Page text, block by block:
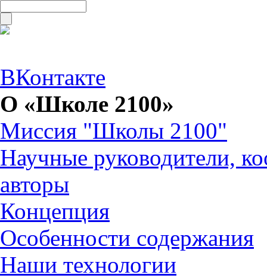
ВКонтакте
О «Школе 2100»
Миссия "Школы 2100"
Научные руководители,
авторы
Концепция
Особенности содержания
Наши технологии